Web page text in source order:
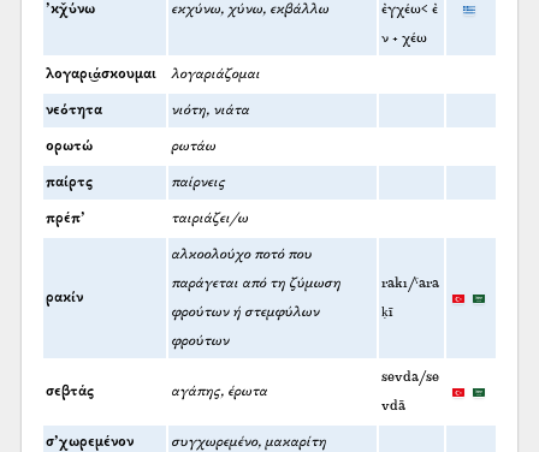
’κχ̌ύνω εκχύνω, χύνω, εκβάλλω
ἐγχέω< ἐ
ν + χέω
λογαρι͜άσκουμαι λογαριάζομαι
νεότητα νιότη, νιάτα
ορωτώ ρωτάω
παίρτς παίρνεις
πρέπ’ ταιριάζει/ω
ρακίν
αλκοολούχο ποτό που
παράγεται από τη ζύμωση
φρούτων ή στεμφύλων
φρούτων
rakı/ˁara
ḳī
σεβτάς αγάπης, έρωτα
sevda/se
vdā
σ’χωρεμένον συγχωρεμένο, μακαρίτη